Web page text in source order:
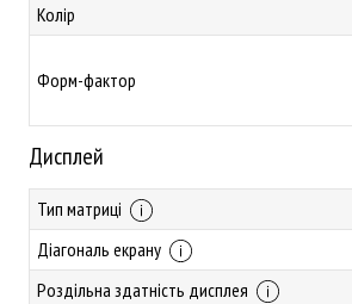
Колір
Форм-фактор
Дисплей
Тип матриці
Діагональ екрану
Роздільна здатність дисплея